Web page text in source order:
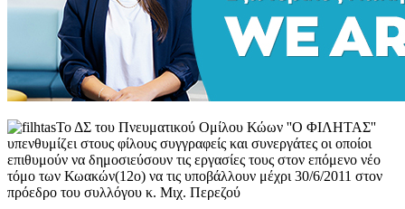
Το ΔΣ του Πνευματικού Ομίλου Κώων ''Ο ΦΙΛΗΤΑΣ''
υπενθυμίζει στους φίλους συγγραφείς και συνεργάτες οι οποίοι
επιθυμούν να δημοσιεύσουν τις εργασίες τους στον επόμενο νέο
τόμο των Κωακών(12ο) να τις υποβάλλουν μέχρι 30/6/2011 στον
πρόεδρο του συλλόγου κ. Μιχ. Περεζού